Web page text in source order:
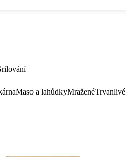
Maso a lahůdkyMraženéTrvanlivé